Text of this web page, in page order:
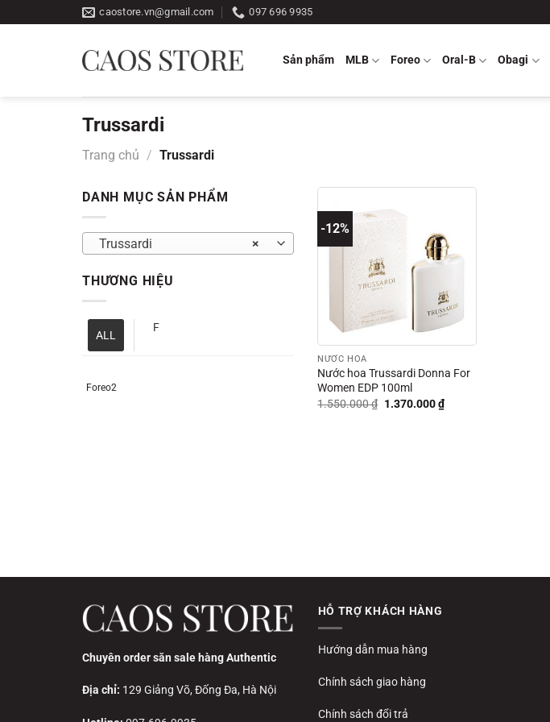
qua
caostore.vn@gmail.com 097 696 9935
Sản phẩm MLB Foreo Oral-B Obagi
Trussardi
Trang chủ / Trussardi
DANH MỤC SẢN PHẨM
×
Trussardi
THƯƠNG HIỆU
ALL
F
Foreo2
-12%
NƯỚC HOA
Nước hoa Trussardi Donna For
Women EDP 100ml
1.550.000₫ Giá
1.370.000₫Giá
hiện
Chuyên order săn sale hàng Authentic
Địa chỉ: 129 Giảng Võ, Đống Đa, Hà Nội
HỖ TRỢ KHÁCH HÀNG
Hướng dẫn mua hàng
Chính sách giao hàng
Chính sách đổi trả